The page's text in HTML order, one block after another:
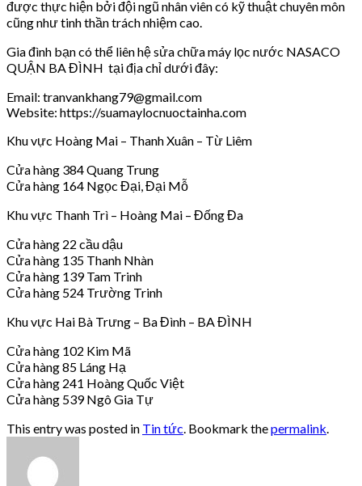
được thực hiện bởi đội ngũ nhân viên có kỹ thuật chuyên môn
cũng như tinh thần trách nhiệm cao.
Gia đình bạn có thể liên hệ sửa chữa máy lọc nước NASACO
QUẬN BA ĐÌNH tại địa chỉ dưới đây:
Email: tranvankhang79@gmail.com
Website: https://suamaylocnuoctainha.com
Khu vực Hoàng Mai – Thanh Xuân – Từ Liêm
Cửa hàng 384 Quang Trung
Cửa hàng 164 Ngọc Đại, Đại Mỗ
Khu vực Thanh Trì – Hoàng Mai – Đống Đa
Cửa hàng 22 cầu dậu
Cửa hàng 135 Thanh Nhàn
Cửa hàng 139 Tam Trinh
Cửa hàng 524 Trường Trinh
Khu vực Hai Bà Trưng – Ba Đình – BA ĐÌNH
Cửa hàng 102 Kim Mã
Cửa hàng 85 Láng Hạ
Cửa hàng 241 Hoàng Quốc Việt
Cửa hàng 539 Ngô Gia Tự
This entry was posted in Tin tức . Bookmark thepermalink